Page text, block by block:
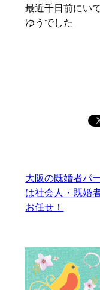
最近千日前にい
ゆうでした
大阪の既婚者パ
は社会人・既婚
お任せ！